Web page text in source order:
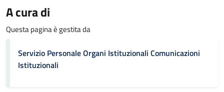
A cura di
Questa pagina è gestita da
Servizio Personale Organi Istituzionali Comunicazioni
Istituzionali